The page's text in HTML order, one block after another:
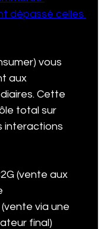
dépassé celles
vous
aux
Cette
total sur
interactions
(vente aux
via une
final)